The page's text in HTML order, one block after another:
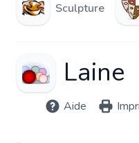
Sculpture
Laine
Aide